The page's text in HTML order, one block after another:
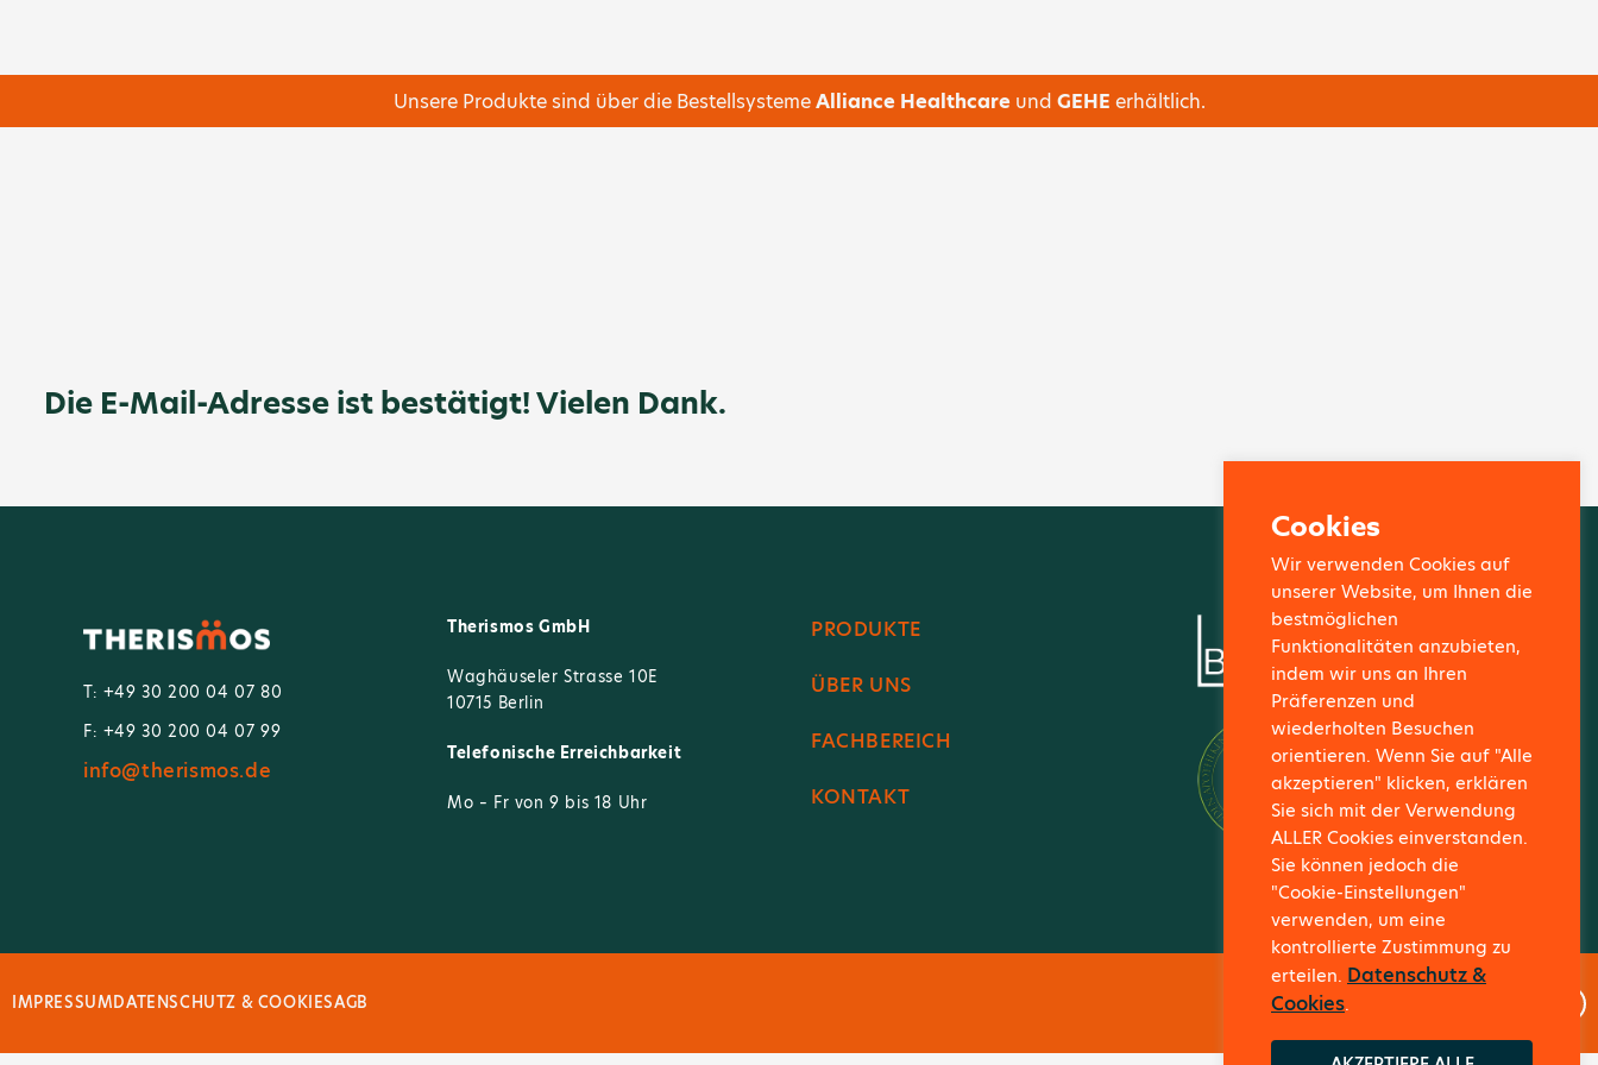
Unsere Produkte sind über die BestellsystemeAlliance Healthcareund GEHE erhältlich.
Die E-Mail-Adresse ist bestätigt! Vielen Dank.
T: +49 30 200 04 07 80
F: +49 30 200 04 07 99
info@therismos.de
Therismos GmbH
Waghäuseler Strasse 10E
10715 Berlin
Telefonische Erreichbarkeit
Mo – Fr von 9 bis 18 Uhr
PRODUKTE
ÜBER UNS
FACHBEREICH
KONTAKT
IMPRESSUMDATENSCHUTZ & COOKIESAGB
Cookies
Wir verwenden Cookies auf
unserer Website, um Ihnen die
bestmöglichen
Funktionalitäten anzubieten,
indem wir uns an Ihren
Präferenzen und
wiederholten Besuchen
orientieren. Wenn Sie auf "Alle
akzeptieren" klicken, erklären
Sie sich mit der Verwendung
ALLER Cookies einverstanden.
Sie können jedoch die
"Cookie-Einstellungen"
verwenden, um eine
kontrollierte Zustimmung zu
erteilen. Datenschutz &
Cookies.